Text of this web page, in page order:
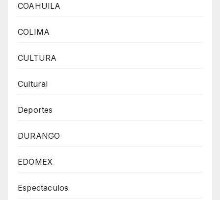
COAHUILA
COLIMA
CULTURA
Cultural
Deportes
DURANGO
EDOMEX
Espectaculos